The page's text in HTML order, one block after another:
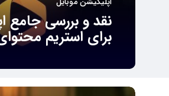
نقد و بررسی جامع
برای استریم